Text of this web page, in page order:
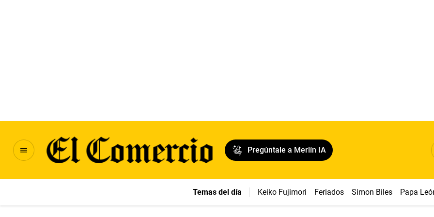
Pregúntale a Merlín IA
Temas del día Keiko Fujimori Feriados Simon Biles Papa